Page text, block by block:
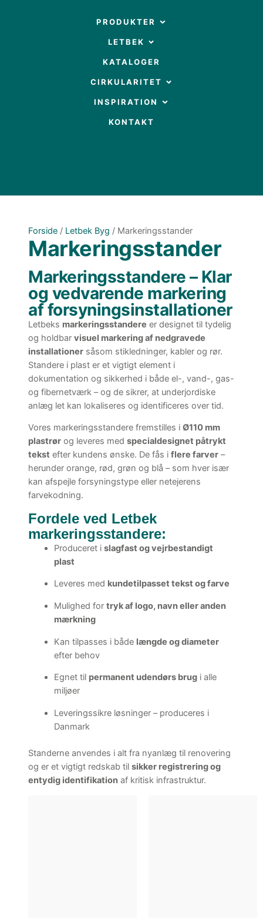
PRODUKTER
LETBEK
KATALOGER
CIRKULARITET
INSPIRATION
KONTAKT
Forside / Letbek Byg / Markeringsstander
Markeringsstander
Markeringsstandere – Klar
og vedvarende markering
af forsyningsinstallationer
Letbeks markeringsstandere er designet til tydelig
og holdbar visuel markering af nedgravede
installationer såsom stikledninger, kabler og rør.
Standere i plast er et vigtigt element i
dokumentation og sikkerhed i både el-, vand-, gas-
og fibernetværk – og de sikrer, at underjordiske
anlæg let kan lokaliseres og identificeres over tid.
Vores markeringsstandere fremstilles i Ø110 mm
plastrør og leveres med specialdesignet påtrykt
tekst efter kundens ønske. De fås i flere farver –
herunder orange, rød, grøn og blå – som hver især
kan afspejle forsyningstype eller netejerens
farvekodning.
Fordele ved Letbek
markeringsstandere:
Produceret i slagfast og vejrbestandigt
plast
Leveres med kundetilpasset tekst og farve
Mulighed for tryk af logo, navn eller anden
mærkning
Kan tilpasses i både længde og diameter
efter behov
Egnet til permanent udendørs brugi alle
miljøer
Leveringssikre løsninger – produceres i
Danmark
Standerne anvendes i alt fra nyanlæg til renovering
og er et vigtigt redskab til sikker registrering og
entydig identifikation af kritisk infrastruktur.